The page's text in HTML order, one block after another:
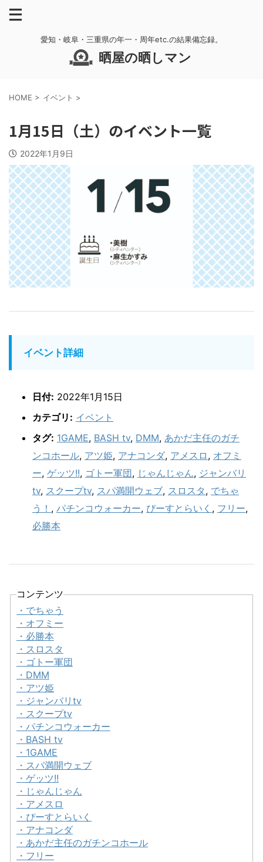
愛知・岐阜・三重県の年一・周年etc.の結果備忘録。
晒屋の晒しマン
HOME > イベント >
1月15日（土）のイベント一覧
2022年1月9日
イベント詳細
日付: 2022年1月15日
カテゴリ: イベント
タグ: 1GAME, BASH tv, DMM, あかだ主任のガチ
ンコホール, アツ姫, アナコンダ, アメスロ , オフミ
ー, ゲッツ!!, ゴトー軍団, じゃんじゃん, ジャンバリ
tv, スクープtv, スパ満開ウェブ, スロスタ , でちゃ
う！ , パチンコウォーカー, ぴーすとらいく , フリー,
必勝本
コンテンツ
・でちゃう
・オフミー
・必勝本
・スロスタ
・ゴトー軍団
・DMM
・アツ姫
・ジャンバリtv
・スクープtv
・パチンコウォーカー
・BASH tv
・1GAME
・スパ満開ウェブ
・ゲッツ!!
・じゃんじゃん
・アメスロ
・ぴーすとらいく
・アナコンダ
・あかだ主任のガチンコホール
・フリー